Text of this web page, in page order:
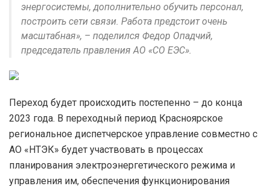
энергосистемы, дополнительно обучить персонал,
построить сети связи. Работа предстоит очень
масштабная», – поделился Федор Опадчий,
председатель правления АО «СО ЕЭС».
Переход будет происходить постепенно – до конца
2023 года. В переходный период Красноярское
региональное диспетчерское управление совместно с
АО «НТЭК» будет участвовать в процессах
планирования электроэнергетического режима и
управления им, обеспечения функционирования